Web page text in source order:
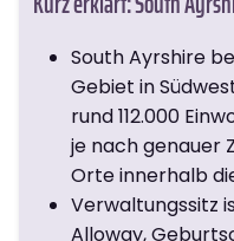
South Ayrshire
Gebiet in
rund 112.000
je nach genauer
Orte innerhalb
Verwaltungssitz
Alloway,